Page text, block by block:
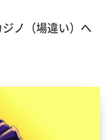
ノ（場違い）へ